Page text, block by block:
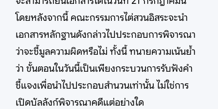
โดยหลังจากนี้ คณะกรรมการไต่สวนอิสระจะนำ
เอกสารหลักฐานดังกล่าวไปประกอบการพิจารณา
ว่าจะชี้มูลความผิดหรือไม่ ทั้งนี้ ทนายความเน้นย้ำ
ว่า ขั้นตอนในวันนี้เป็นเพียงกระบวนการรับฟังคำ
ชี้แจงเพื่อนำไปประกอบสำนวนเท่านั้น ไม่ใช่การ
เปิดบัลลังก์พิจารณาคดีแต่อย่างใด